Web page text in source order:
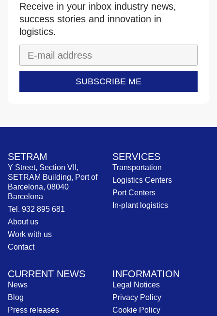
Receive in your inbox industry news,
success stories and innovation in
logistics.
SUBSCRIBE ME
SETRAM
Y Street, Section VII,
SETRAM Building, Port of
Barcelona, 08040
Barcelona
Tel. 932 895 681
About us
Work with us
Contact
SERVICES
Transportation
Logistics Centers
Port Centers
In-plant logistics
CURRENT NEWS
News
Blog
Press releases
INFORMATION
Legal Notices
Privacy Policy
Cookie Policy